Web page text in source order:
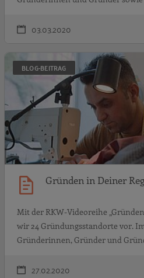
03.03.2020
BLOG-BEITRAG
Gründen in Deiner
Mit der RKW-Videoreihe
wir 24 Gründungsstandorte vor.
Gründerinnen, Gründer und
27.02.2020